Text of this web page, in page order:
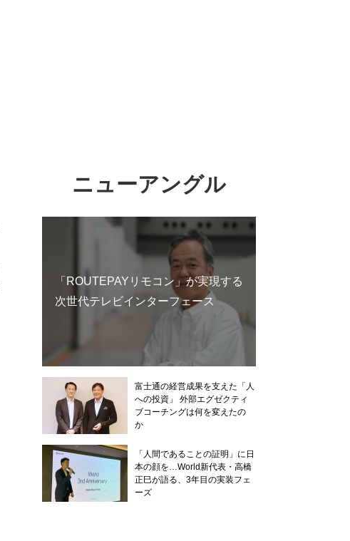
ニューアングル
「ROUTEPAYリモコン」が実現する
次世代テレビインターフェース
富士通の経営成果を支えた「人
への投資」 外部エグゼクティ
ブコーチングは何を変えたの
か
「人間であることの証明」に日
本の顔を…World新代表・高橋
正巳が語る、3年目の実装フェ
ーズ